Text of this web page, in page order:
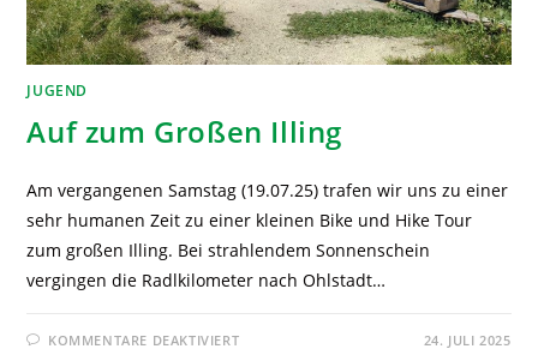
JUGEND
Auf zum Großen Illing
Am vergangenen Samstag (19.07.25) trafen wir uns zu einer
sehr humanen Zeit zu einer kleinen Bike und Hike Tour
zum großen Illing. Bei strahlendem Sonnenschein
vergingen die Radlkilometer nach Ohlstadt…
KOMMENTARE DEAKTIVIERT 24. JULI 2025